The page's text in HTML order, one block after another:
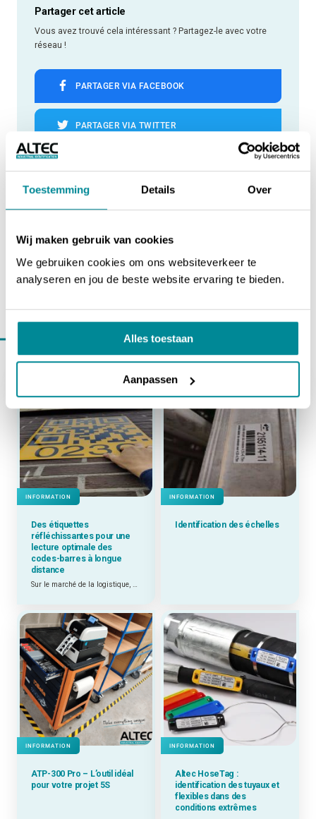
Toestemming Details Over
Wij maken gebruik van cookies
We gebruiken cookies om ons websiteverkeer te
analyseren en jou de beste website ervaring te bieden.
Alles toestaan
Aanpassen
Partager cet article
Vous avez trouvé cela intéressant ? Partagez-le avec votre
réseau !
PARTAGER VIA FACEBOOK
PARTAGER VIA TWITTER
PARTAGER VIA EMAIL
En savoir plus surinformation
INFORMATION
Des étiquettes
réfléchissantes pour une
lecture optimale des
codes-barres à longue
distance
Sur le marché de la logistique, nous recevons de plus en plus de demandes concernant des étiquettes devant être scannées à une plus grande distance.
INFORMATION
Identification des échelles
INFORMATION
ATP-300 Pro – L’outil idéal
pour votre projet 5S
INFORMATION
Altec HoseTag :
identification des tuyaux et
flexibles dans des
conditions extrêmes